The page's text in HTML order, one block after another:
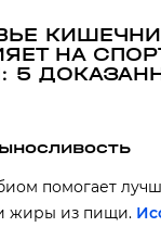
НА
5
помогает
жиры из пищи.